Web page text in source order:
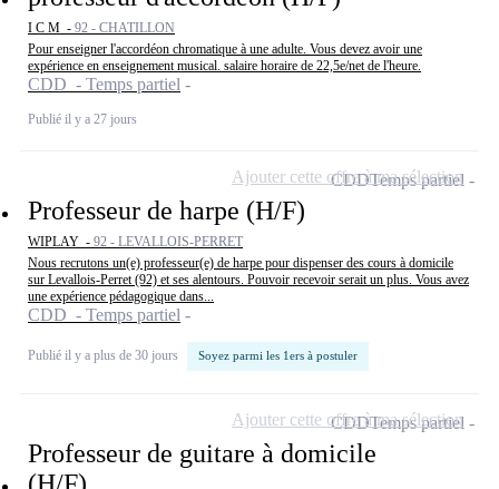
I C M - 92 - CHATILLON
Pour enseigner l'accordéon chromatique à une adulte. Vous devez avoir une
expérience en enseignement musical. salaire horaire de 22,5e/net de l'heure.
CDD - Temps partiel
Publié il y a 27 jours
Professeur de harpe (H/F)
WIPLAY - 92 - LEVALLOIS-PERRET
Nous recrutons un(e) professeur(e) de harpe pour dispenser des cours à domicile
sur Levallois-Perret (92) et ses alentours. Pouvoir recevoir serait un plus. Vous avez
une expérience pédagogique dans...
CDD - Temps partiel
Publié il y a plus de 30 jours Soyez parmi les 1ers à postuler
CDDTemps partiel
Ajouter cette offre à ma sélection
Professeur de guitare à domicile
(H/F)
CDDTemps partiel
Ajouter cette offre à ma sélection